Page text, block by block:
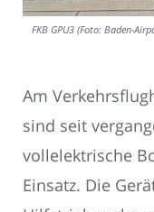
FKB GPU3 (Foto: Baden-
Am
sind seit
vollelektrische
Einsatz. Die